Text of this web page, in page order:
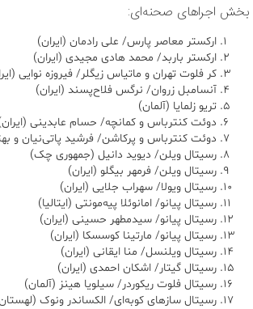
بخش اجراهای صحنه‌ای:
ارکستر معاصر پارس/ علی رادمان (ایران)
ارکستر باربد/ محمد هادی مجیدی (ایران)
کر فلوت تهران و ماتیاس زیگلر/ فیروزه نوایی
آنسامبل زروان/ نرگس فلاح‌پسند (ایران)
تریو زلمایا (آلمان)
دوئت کنترباس و کمانچه/ حسام عابدینی
دوئت کنترباس و پرکاشن/ فرشید پاتی‌نیان و
رسیتال ویلن/ دیوید دانیل (جمهوری چک)
رسیتال ویلن/ فرمهر بیگلو (ایران)
رسیتال ویولا/ سهراب جلایی (ایران)
رسیتال پیانو/ امانوئلا پیه‌مونتی (ایتالیا)
رسیتال پیانو/ سیدمطهر حسینی (ایران)
رسیتال پیانو/ مارتینا کوسسکا (ایران)
رسیتال ویلنسل/ منا ایقانی (ایران)
رسیتال گیتار/ اشکان احمدی (ایران)
رسیتال فلوت ریکوردر/ سیلویا هینز (آلمان)
رسیتال سازهای کوبه‌ای/ الکساندر ونوک